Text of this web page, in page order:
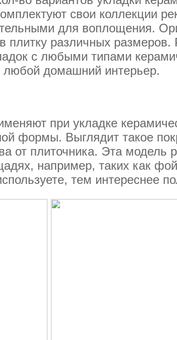
свои коллекции
для воплощения.
плитку различных
с любыми типами
любой домашний интерьер.
при укладке
формы. Выглядит такое
от плиточника. Эта модель
например, таких как
тем интереснее